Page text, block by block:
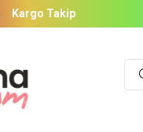
Kargo Takip